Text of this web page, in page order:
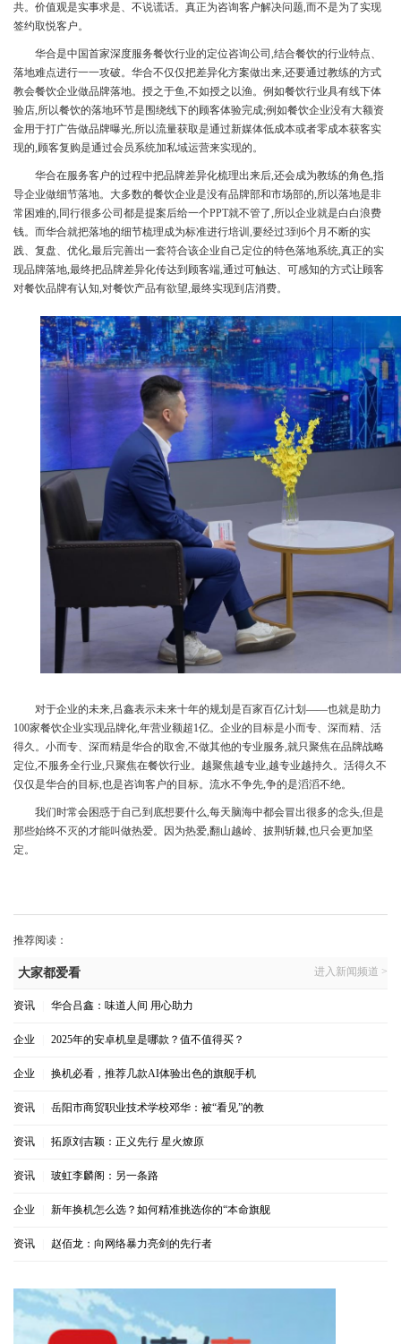
共。价值观是实事求是、不说谎话。真正为咨询客户解决问题,而不是为了实现
签约取悦客户。
华合是中国首家深度服务餐饮行业的定位咨询公司,结合餐饮的行业特点、
落地难点进行一一攻破。华合不仅仅把差异化方案做出来,还要通过教练的方式
教会餐饮企业做品牌落地。授之于鱼,不如授之以渔。例如餐饮行业具有线下体
验店,所以餐饮的落地环节是围绕线下的顾客体验完成;例如餐饮企业没有大额资
金用于打广告做品牌曝光,所以流量获取是通过新媒体低成本或者零成本获客实
现的,顾客复购是通过会员系统加私域运营来实现的。
华合在服务客户的过程中把品牌差异化梳理出来后,还会成为教练的角色,指
导企业做细节落地。大多数的餐饮企业是没有品牌部和市场部的,所以落地是非
常困难的,同行很多公司都是提案后给一个PPT就不管了,所以企业就是白白浪费
钱。而华合就把落地的细节梳理成为标准进行培训,要经过3到6个月不断的实
践、复盘、优化,最后完善出一套符合该企业自己定位的特色落地系统,真正的实
现品牌落地,最终把品牌差异化传达到顾客端,通过可触达、可感知的方式让顾客
对餐饮品牌有认知,对餐饮产品有欲望,最终实现到店消费。
对于企业的未来,吕鑫表示未来十年的规划是百家百亿计划——也就是助力
100家餐饮企业实现品牌化,年营业额超1亿。企业的目标是小而专、深而精、活
得久。小而专、深而精是华合的取舍,不做其他的专业服务,就只聚焦在品牌战略
定位,不服务全行业,只聚焦在餐饮行业。越聚焦越专业,越专业越持久。活得久不
仅仅是华合的目标,也是咨询客户的目标。流水不争先,争的是滔滔不绝。
我们时常会困惑于自己到底想要什么,每天脑海中都会冒出很多的念头,但是
那些始终不灭的才能叫做热爱。因为热爱,翻山越岭、披荆斩棘,也只会更加坚
定。
推荐阅读：
大家都爱看 进入新闻频道 >
资讯 华合吕鑫：味道人间 用心助力
企业 2025年的安卓机皇是哪款？值不值得买？
企业 换机必看，推荐几款AI体验出色的旗舰手机
资讯 岳阳市商贸职业技术学校邓华：被“看见”的教
资讯 拓原刘吉颖：正义先行 星火燎原
资讯 玻虹李麟阁：另一条路
企业 新年换机怎么选？如何精准挑选你的“本命旗舰
资讯 赵佰龙：向网络暴力亮剑的先行者